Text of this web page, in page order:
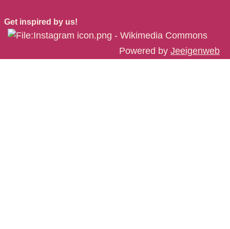
Get inspired by us!
Powered by Jeeigenweb